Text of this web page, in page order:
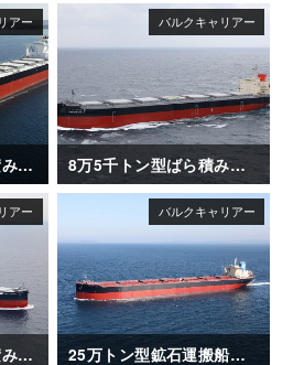
18万3千トン型ばら積み運搬船「OCEAN DRAGON」 8万5千トン型ばら積み運搬船「ISHIZUCHI Ⅱ」
20万8千トン型ばら積み運搬船「SANTA ISABEL」竣工 25万トン型鉱石運搬船「NSU BRILLIANCE」